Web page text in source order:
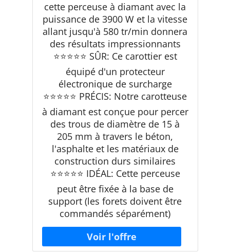
cette perceuse à diamant avec la
puissance de 3900 W et la vitesse
allant jusqu'à 580 tr/min donnera
des résultats impressionnants
⭐⭐⭐⭐⭐ SÛR: Ce carottier est
équipé d'un protecteur
électronique de surcharge
⭐⭐⭐⭐⭐ PRÉCIS: Notre carotteuse
à diamant est conçue pour percer
des trous de diamètre de 15 à
205 mm à travers le béton,
l'asphalte et les matériaux de
construction durs similaires
⭐⭐⭐⭐⭐ IDÉAL: Cette perceuse
peut être fixée à la base de
support (les forets doivent être
commandés séparément)